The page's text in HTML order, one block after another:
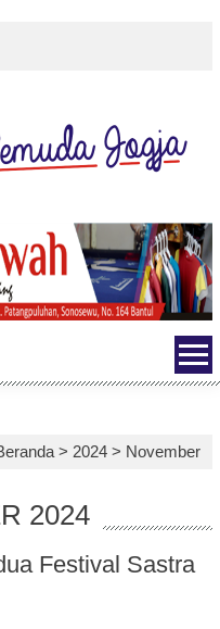
> 2024 > November
2024
Festival Sastra